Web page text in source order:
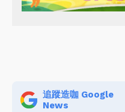
追蹤造咖 Google
News